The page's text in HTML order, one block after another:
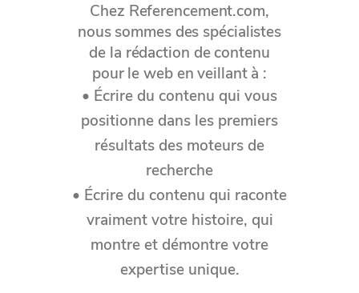
Chez Referencement.com,
nous sommes des spécialistes
de la rédaction de contenu
pour le web en veillant à :
• Écrire du contenu qui vous
positionne dans les premiers
résultats des moteurs de
recherche
• Écrire du contenu qui raconte
vraiment votre histoire, qui
montre et démontre votre
expertise unique.